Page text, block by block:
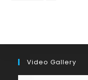
Video Gallery